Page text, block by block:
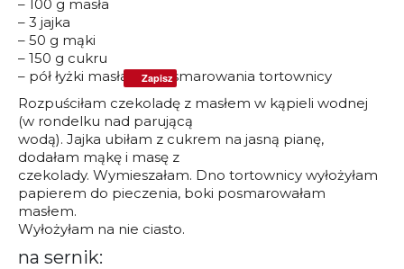
– 100 g masła
– 3 jajka
– 50 g mąki
– 150 g cukru
– pół łyżki masła do posmarowania tortownicy
Rozpuściłam czekoladę z masłem w kąpieli wodnej
(w rondelku nad parującą
wodą). Jajka ubiłam z cukrem na jasną pianę,
dodałam mąkę i masę z
czekolady. Wymieszałam. Dno tortownicy wyłożyłam
papierem do pieczenia, boki posmarowałam
masłem.
Wyłożyłam na nie ciasto.
na sernik:
Zapisz